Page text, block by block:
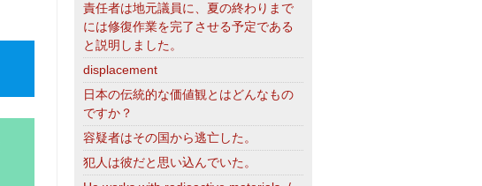
責任者は地元議員に、夏の終わりまで
には修復作業を完了させる予定である
と説明しました。
displacement
日本の伝統的な価値観とはどんなもの
ですか？
容疑者はその国から逃亡した。
犯人は彼だと思い込んでいた。